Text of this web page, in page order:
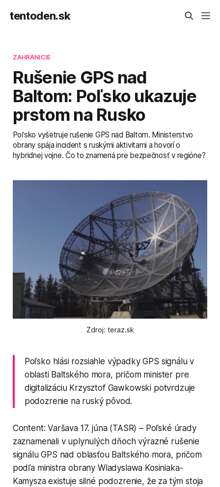
tentoden.sk
ZAHRANICIE
Rušenie GPS nad
Baltom: Poľsko ukazuje
prstom na Rusko
Poľsko vyšetruje rušenie GPS nad Baltom. Ministerstvo
obrany spája incident s ruskými aktivitami a hovorí o
hybridnej vojne. Čo to znamená pre bezpečnosť v regióne?
Zdroj: teraz.sk
Poľsko hlási rozsiahle výpadky GPS signálu v
oblasti Baltského mora, pričom minister pre
digitalizáciu Krzysztof Gawkowski potvrdzuje
podozrenie na ruský pôvod.
Content: Varšava 17. júna (TASR) – Poľské úrady
zaznamenali v uplynulých dňoch výrazné rušenie
signálu GPS nad oblasťou Baltského mora, pričom
podľa ministra obrany Wladyslawa Kosiniaka-
Kamysza existuje silné podozrenie, že za tým stoja